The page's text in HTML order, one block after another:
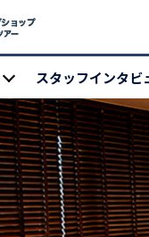
スタッフインタビ